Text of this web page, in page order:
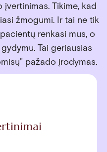
Tikime, kad
žmogumi. Ir tai ne tik
renkasi mus, o
Tai geriausias
pažado įrodymas.